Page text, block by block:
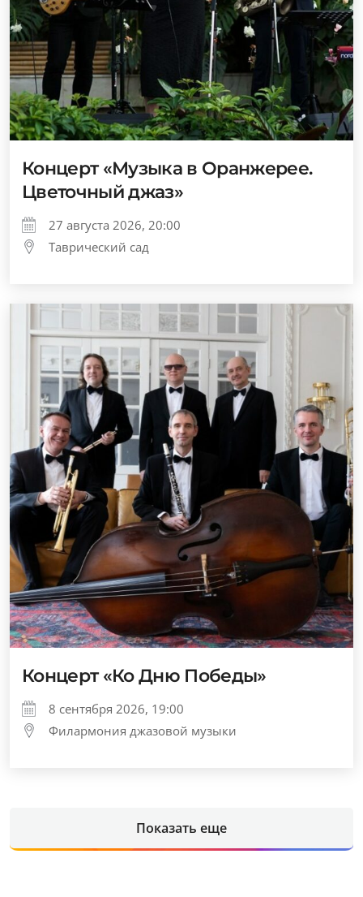
Концерт «Музыка в Оранжерее.
Цветочный джаз»
27 августа 2026, 20:00
Таврический сад
Концерт «Ко Дню Победы»
8 сентября 2026, 19:00
Филармония джазовой музыки
Показать еще